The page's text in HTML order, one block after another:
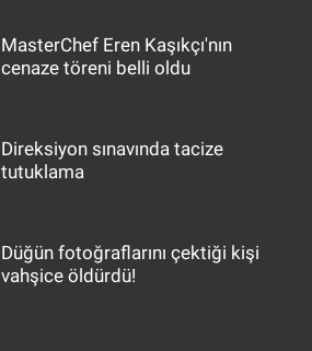
MasterChef Eren Kaşıkçı'nın
cenaze töreni belli oldu
Direksiyon sınavında tacize
tutuklama
Düğün fotoğraflarını çektiği kişi
vahşice öldürdü!